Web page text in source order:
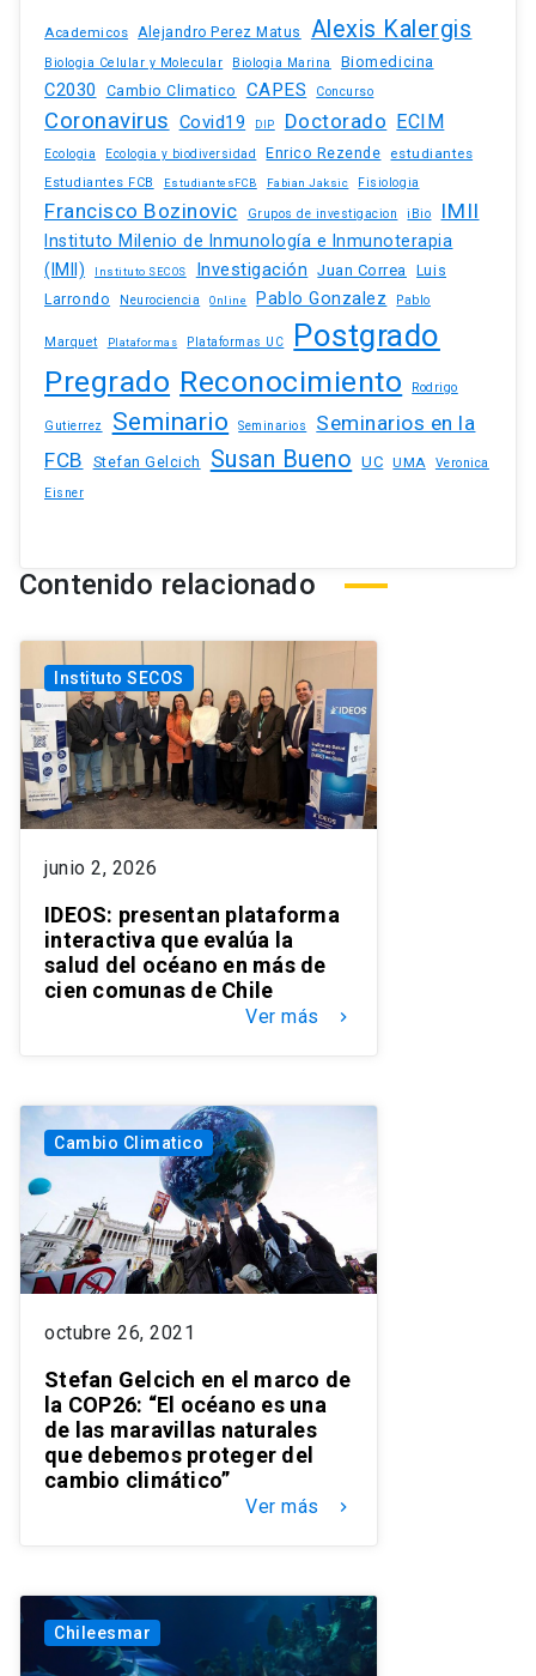
Academicos Alejandro Perez Matus Alexis Kalergis
Biologia Celular y Molecular Biologia Marina Biomedicina
C2030 Cambio Climatico CAPES Concurso
Coronavirus Covid19 DIP Doctorado ECIM
Ecologia Ecologia y biodiversidad Enrico Rezende estudiantes
Estudiantes FCB EstudiantesFCB Fabian Jaksic Fisiologia
Francisco Bozinovic Grupos de investigacion iBio IMII
Instituto Milenio de Inmunología e Inmunoterapia
(IMII)
Instituto SECOS Investigación Juan Correa Luis
Larrondo
Neurociencia Online Pablo Gonzalez Pablo
Marquet Plataformas Plataformas UC Postgrado
Pregrado Reconocimiento Rodrigo
Gutierrez Seminario Seminarios
Seminarios en la
FCB
Stefan Gelcich Susan Bueno UC UMA
Veronica
Eisner
Contenido relacionado
Instituto SECOS
junio 2, 2026
IDEOS: presentan plataforma
interactiva que evalúa la
salud del océano en más de
cien comunas de Chile
Ver más keyboard_arrow_right
Cambio Climatico
octubre 26, 2021
Stefan Gelcich en el marco de
la COP26: “El océano es una
de las maravillas naturales
que debemos proteger del
cambio climático”
Ver más keyboard_arrow_right
Chileesmar